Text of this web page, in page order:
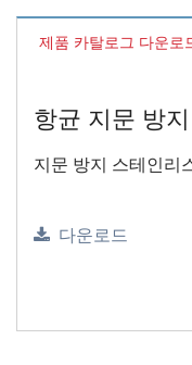
제품 카탈로그 다운로
항균 지문 방
지문 방지 스테인리
다운로드